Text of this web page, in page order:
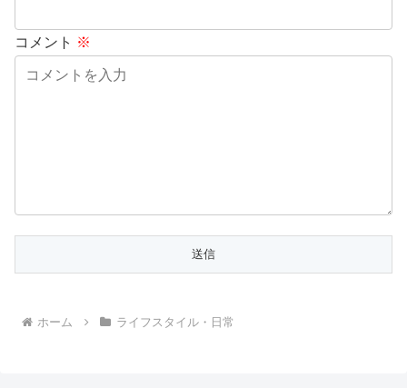
コメント ※
ホーム ライフスタイル・日常